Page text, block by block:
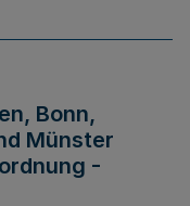
Bonn,
Münster
-